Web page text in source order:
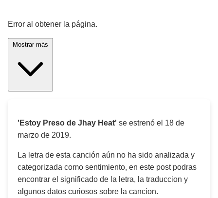
Error al obtener la página.
'Estoy Preso de Jhay Heat' se estrenó el 18 de
marzo de 2019.
La letra de esta canción aún no ha sido analizada y
categorizada como sentimiento, en este post podras
encontrar el significado de la letra, la traduccion y
algunos datos curiosos sobre la cancion.